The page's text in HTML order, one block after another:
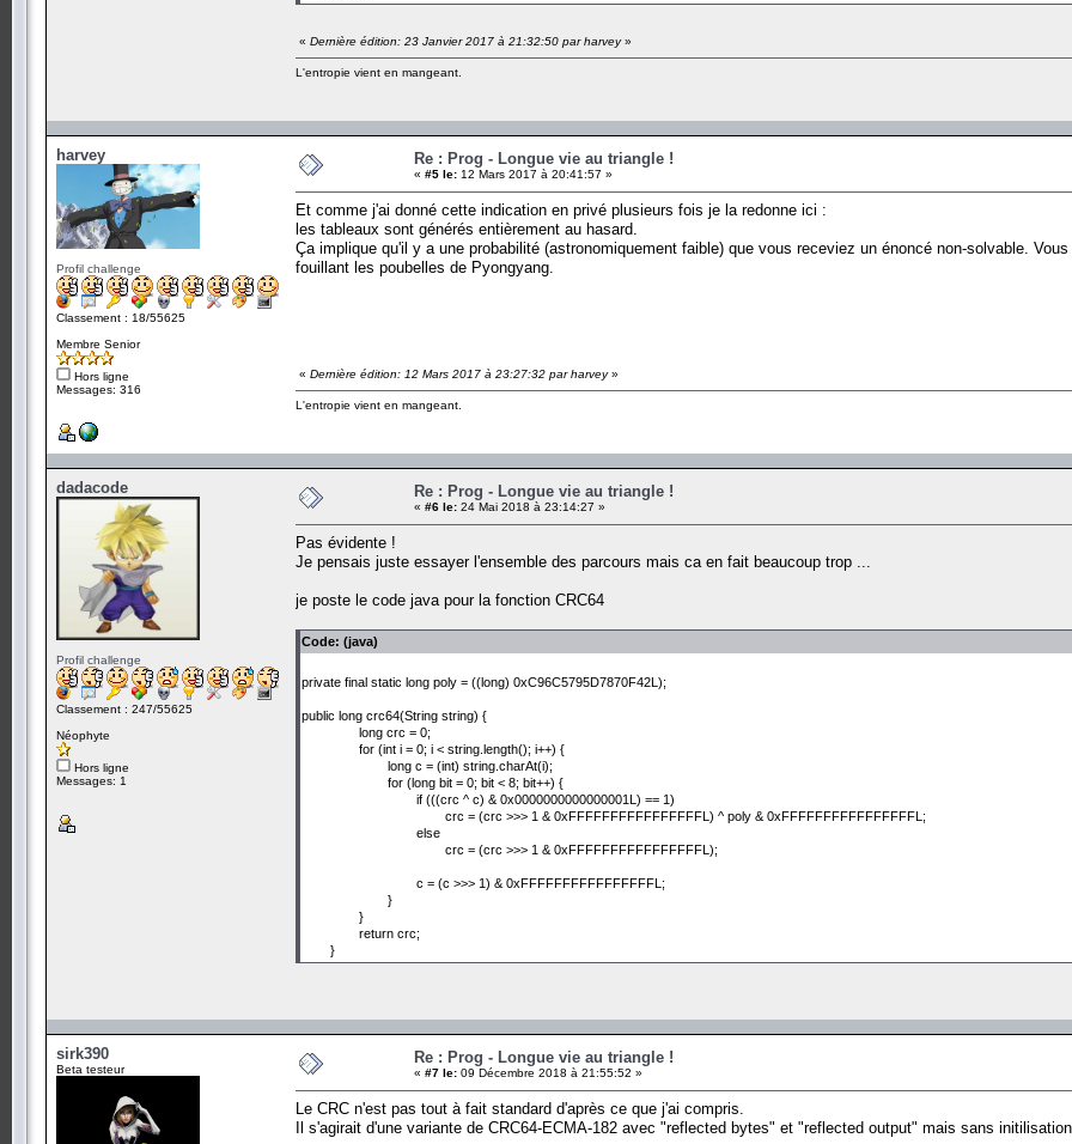
« Dernière édition: 23 Janvier 2017 à 21:32:50 par harvey»
L'entropie vient en mangeant.
harvey
Profil challenge
Classement : 18/55625
Membre Senior
Hors ligne
Messages: 316
Re : Prog - Longue vie au triangle !
« #5 le: 12 Mars 2017 à 20:41:57 »
Et comme j'ai donné cette indication en privé plusieurs fois je la redonne ici :
les tableaux sont générés entièrement au hasard.
Ça implique qu'il y a une probabilité (astronomiquement faible) que vous receviez un énoncé non-solvable.
fouillant les poubelles de Pyongyang.
« Dernière édition: 12 Mars 2017 à 23:27:32 par harvey»
L'entropie vient en mangeant.
dadacode
Profil challenge
Classement : 247/55625
Néophyte
Hors ligne
Messages: 1
Re : Prog - Longue vie au triangle !
« #6 le: 24 Mai 2018 à 23:14:27 »
Pas évidente !
Je pensais juste essayer l'ensemble des parcours mais ca en fait beaucoup trop ...
je poste le code java pour la fonction CRC64
Code: (java)
private final static long poly = ((long) 0xC96C5795D7870F42L);
public long crc64(String string) {
long crc = 0;
for (int i = 0; i < string.length(); i++) {
long c = (int) string.charAt(i);
for (long bit = 0; bit < 8; bit++) {
if (((crc ^ c) & 0x0000000000000001L) == 1)
crc = (crc >>> 1 & 0xFFFFFFFFFFFFFFFFL) ^ poly & 0xFFFFFFFFFFFFFFFFL;
else
crc = (crc >>> 1 & 0xFFFFFFFFFFFFFFFFL);
c = (c >>> 1) & 0xFFFFFFFFFFFFFFFFL;
}
}
return crc;
}
sirk390
Beta testeur
Re : Prog - Longue vie au triangle !
« #7 le: 09 Décembre 2018 à 21:55:52 »
Le CRC n'est pas tout à fait standard d'après ce que j'ai compris.
Il s'agirait d'une variante de CRC64-ECMA-182 avec "reflected bytes" et "reflected output" mais sans